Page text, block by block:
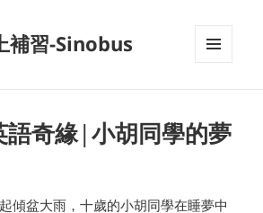
補習-Sinobus
語奇緣|小胡同學的夢
傾盆大雨，十歲的小胡同學在睡夢中